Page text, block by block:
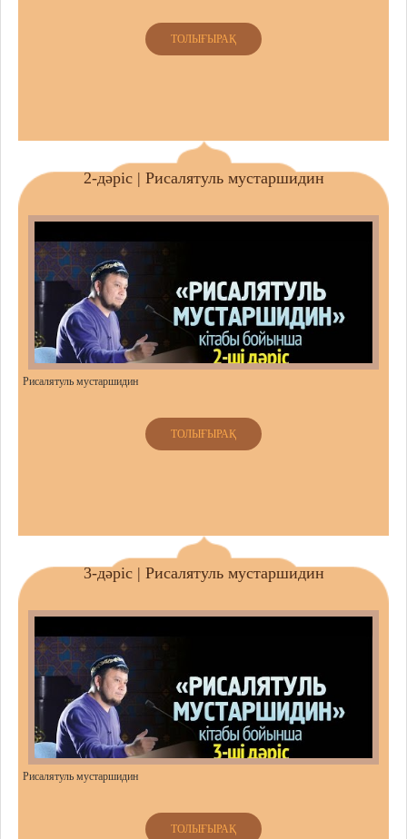
ТОЛЫҒЫРАҚ
2-дәріс | Рисалятуль мустаршидин
Рисалятуль мустаршидин
ТОЛЫҒЫРАҚ
3-дәріс | Рисалятуль мустаршидин
Рисалятуль мустаршидин
ТОЛЫҒЫРАҚ